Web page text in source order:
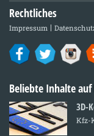
Rechtliches
Impressum
Beliebte Inhalte auf
3D-
Kfz-